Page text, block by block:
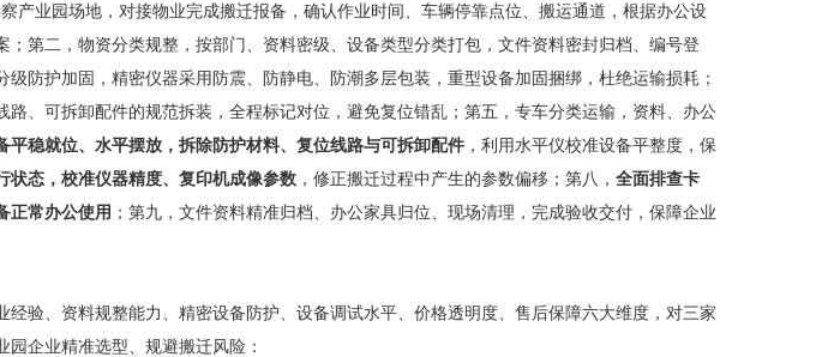
业园场地，对接物业完成搬迁报备，确认作业时间、车辆停靠点位、搬运通道，根据办公设
第二，物资分类规整，按部门、资料密级、设备类型分类打包，文件资料密封归档、编号登
防护加固，精密仪器采用防震、防静电、防潮多层包装，重型设备加固捆绑，杜绝运输损耗；
、可拆卸配件的规范拆装，全程标记对位，避免复位错乱；第五，专车分类运输，资料、办公
平稳就位、水平摆放，拆除防护材料、复位线路与可拆卸配件 ，利用水平仪校准设备平整度，保
状态，校准仪器精度、复印机成像参数 ，修正搬迁过程中产生的参数偏移；第八， 全面排查卡
正常办公使用 ；第九，文件资料精准归档、办公家具归位、现场清理，完成验收交付，保障企业
验、资料规整能力、精密设备防护、设备调试水平、价格透明度、售后保障六大维度，对三家
企业精准选型、规避搬迁风险：